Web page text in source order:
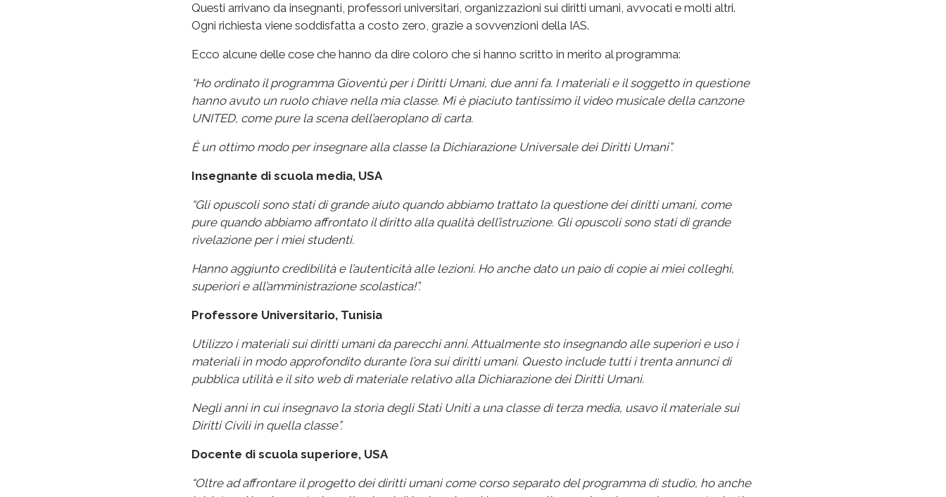
Questi arrivano da insegnanti, professori universitari, organizzazioni sui diritti umani, avvocati e molti altri.
Ogni richiesta viene soddisfatta a costo zero, grazie a sovvenzioni della IAS.
Ecco alcune delle cose che hanno da dire coloro che si hanno scritto in merito al programma:
“Ho ordinato il programma Gioventù per i Diritti Umani, due anni fa. I materiali e il soggetto in questione
hanno avuto un ruolo chiave nella mia classe. Mi è piaciuto tantissimo il video musicale della canzone
UNITED, come pure la scena dell’aeroplano di carta.
È un ottimo modo per insegnare alla classe la Dichiarazione Universale dei Diritti Umani”.
Insegnante di scuola media, USA
“Gli opuscoli sono stati di grande aiuto quando abbiamo trattato la questione dei diritti umani, come
pure quando abbiamo affrontato il diritto alla qualità dell’istruzione. Gli opuscoli sono stati di grande
rivelazione per i miei studenti.
Hanno aggiunto credibilità e l’autenticità alle lezioni. Ho anche dato un paio di copie ai miei colleghi,
superiori e all’amministrazione scolastica!”.
Professore Universitario, Tunisia
Utilizzo i materiali sui diritti umani da parecchi anni. Attualmente sto insegnando alle superiori e uso i
materiali in modo approfondito durante l’ora sui diritti umani. Questo include tutti i trenta annunci di
pubblica utilità e il sito web di materiale relativo alla Dichiarazione dei Diritti Umani.
Negli anni in cui insegnavo la storia degli Stati Uniti a una classe di terza media, usavo il materiale sui
Diritti Civili in quella classe”.
Docente di scuola superiore, USA
“Oltre ad affrontare il progetto dei diritti umani come corso separato del programma di studio, ho anche